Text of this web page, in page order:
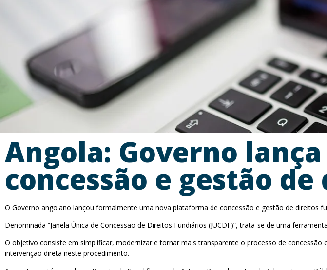
Angola: Governo
concessão e gestão
O Governo angolano lançou formalmente uma nova plataforma de concessão e gestão de direitos
Denominada “Janela Única de Concessão de Direitos Fundiários (JUCDF)”, trata-se de uma
O objetivo consiste em simplificar, modernizar e tornar mais transparente o processo de
intervenção direta neste procedimento.